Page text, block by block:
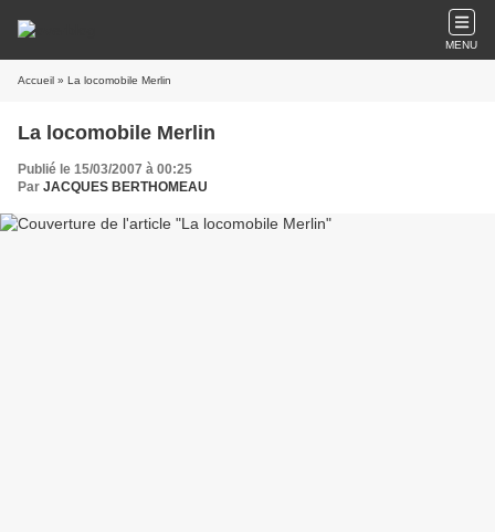
MENU
Accueil » La locomobile Merlin
La locomobile Merlin
Publié le 15/03/2007 à 00:25
Par JACQUES BERTHOMEAU